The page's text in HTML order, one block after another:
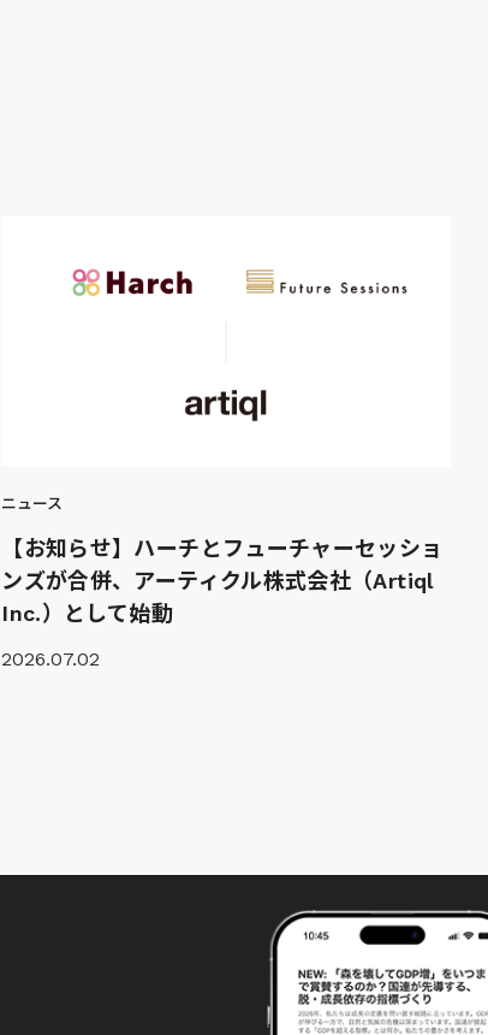
ニュース
【お知らせ】ハーチとフューチャーセッショ
ンズが合併、アーティクル株式会社（Artiql
Inc.）として始動
2026.07.02